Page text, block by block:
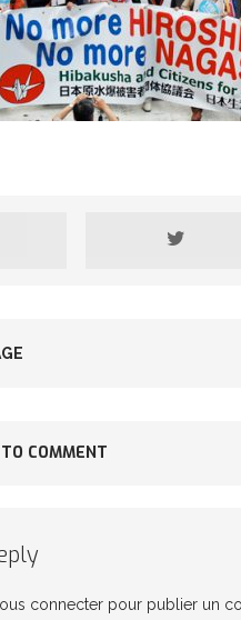
[ 5 février 2026 ]
l’ambition
financier
COMMENT
connecter pour publier un